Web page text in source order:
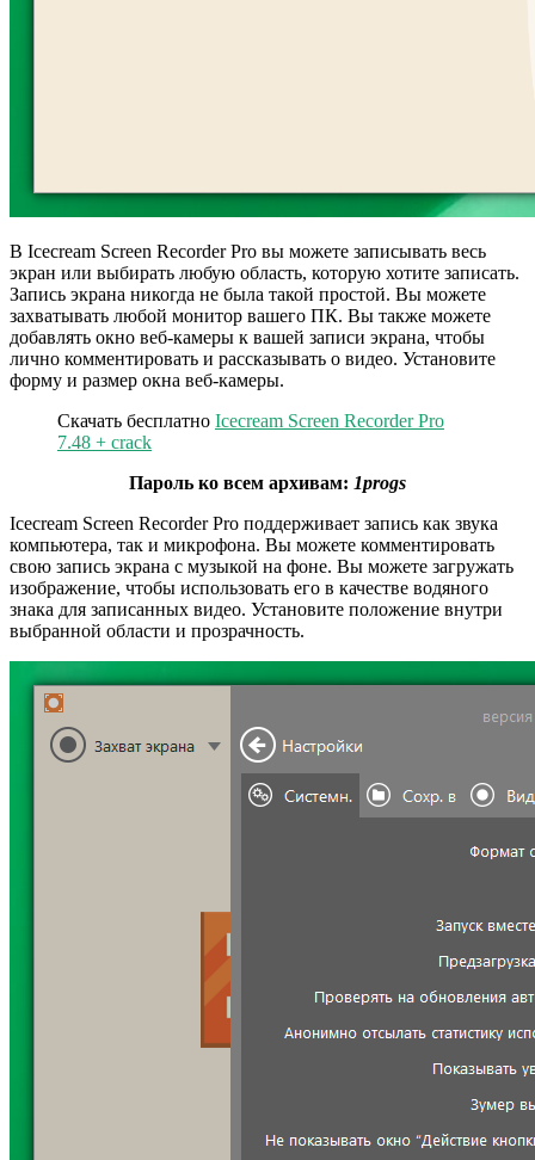
В Icecream Screen Recorder Pro вы можете записывать весь
экран или выбирать любую область, которую хотите записать.
Запись экрана никогда не была такой простой. Вы можете
захватывать любой монитор вашего ПК. Вы также можете
добавлять окно веб-камеры к вашей записи экрана, чтобы
лично комментировать и рассказывать о видео. Установите
форму и размер окна веб-камеры.
Скачать бесплатно Icecream Screen Recorder Pro
7.48 + crack
Пароль ко всем архивам: 1progs
Icecream Screen Recorder Pro поддерживает запись как звука
компьютера, так и микрофона. Вы можете комментировать
свою запись экрана с музыкой на фоне. Вы можете загружать
изображение, чтобы использовать его в качестве водяного
знака для записанных видео. Установите положение внутри
выбранной области и прозрачность.